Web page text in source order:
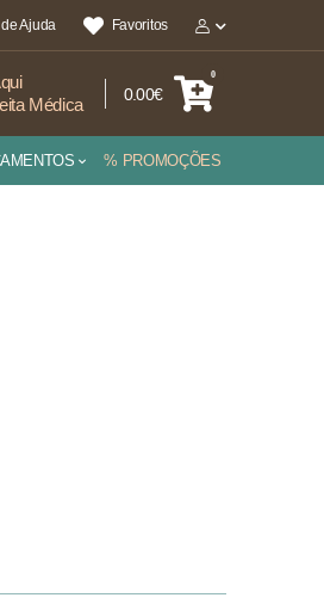
Ajuda Favoritos
Médica
0.00€
0
% PROMOÇÕES